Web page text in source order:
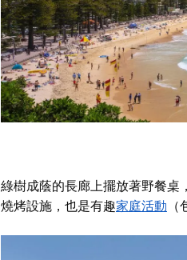
綠樹成蔭的長廊上擺放著野餐桌
燒烤設施，也是有趣家庭活動